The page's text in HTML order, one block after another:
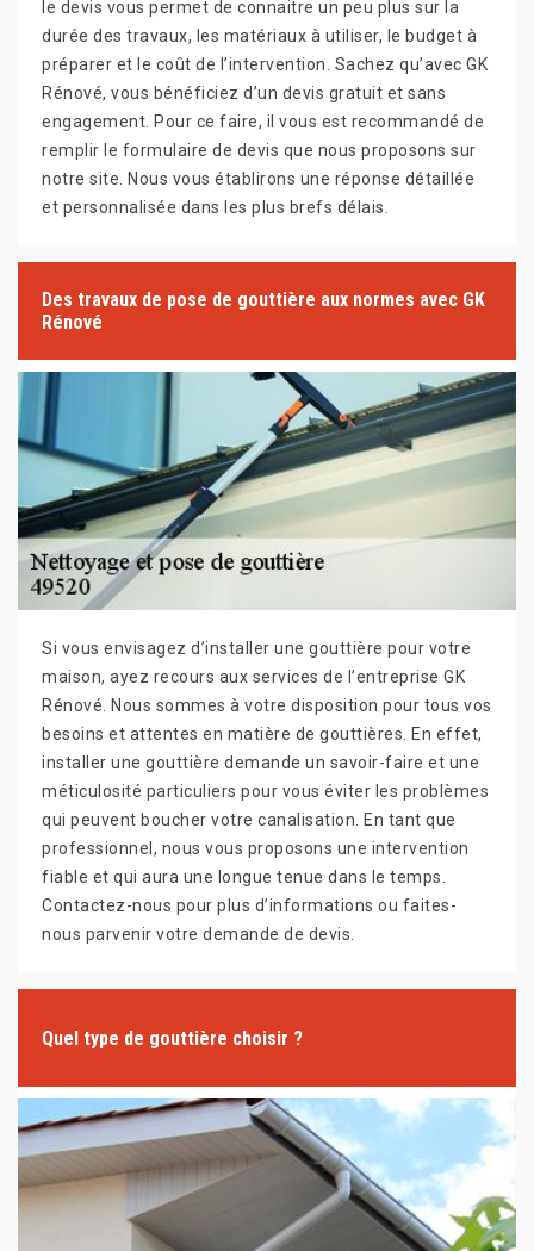
le devis vous permet de connaitre un peu plus sur la
durée des travaux, les matériaux à utiliser, le budget à
préparer et le coût de l’intervention. Sachez qu’avec GK
Rénové, vous bénéficiez d’un devis gratuit et sans
engagement. Pour ce faire, il vous est recommandé de
remplir le formulaire de devis que nous proposons sur
notre site. Nous vous établirons une réponse détaillée
et personnalisée dans les plus brefs délais.
Des travaux de pose de gouttière aux normes avec GK
Rénové
Si vous envisagez d’installer une gouttière pour votre
maison, ayez recours aux services de l’entreprise GK
Rénové. Nous sommes à votre disposition pour tous vos
besoins et attentes en matière de gouttières. En effet,
installer une gouttière demande un savoir-faire et une
méticulosité particuliers pour vous éviter les problèmes
qui peuvent boucher votre canalisation. En tant que
professionnel, nous vous proposons une intervention
fiable et qui aura une longue tenue dans le temps.
Contactez-nous pour plus d’informations ou faites-
nous parvenir votre demande de devis.
Quel type de gouttière choisir ?